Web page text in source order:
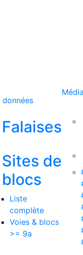
données
Falaises
Sites de
blocs
Liste
complète
Voies & blocs
>= 9a